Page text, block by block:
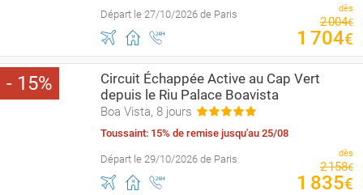
Départ le 27/10/2026 de Paris dès
2004€
1 704€
15
Circuit Échappée Active au Cap Vert
depuis le Riu Palace Boavista
Boa Vista, 8 jours
Toussaint: 15% de remise jusqu'au 25/08
Départ le 29/10/2026 de Paris dès
2158€
1 835€